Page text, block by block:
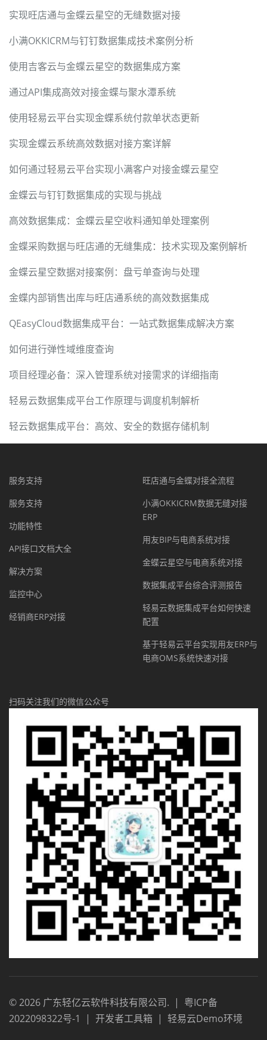
实现旺店通与金蝶云星空的无缝数据对接
小满OKKICRM与钉钉数据集成技术案例分析
使用吉客云与金蝶云星空的数据集成方案
通过API集成高效对接金蝶与聚水潭系统
使用轻易云平台实现金蝶系统付款单状态更新
实现金蝶云系统高效数据对接方案详解
如何通过轻易云平台实现小满客户对接金蝶云星空
金蝶云与钉钉数据集成的实现与挑战
高效数据集成：金蝶云星空收料通知单处理案例
金蝶采购数据与旺店通的无缝集成：技术实现及案例解析
金蝶云星空数据对接案例：盘亏单查询与处理
金蝶内部销售出库与旺店通系统的高效数据集成
QEasyCloud数据集成平台：一站式数据集成解决方案
如何进行弹性域维度查询
项目经理必备：深入管理系统对接需求的详细指南
轻易云数据集成平台工作原理与调度机制解析
轻云数据集成平台：高效、安全的数据存储机制
服务支持
服务支持
功能特性
API接口文档大全
解决方案
监控中心
经销商ERP对接
旺店通与金蝶对接全流程
小满OKKICRM数据无缝对接
ERP
用友BIP与电商系统对接
金蝶云星空与电商系统对接
数据集成平台综合评测报告
轻易云数据集成平台如何快速
配置
基于轻易云平台实现用友ERP与
电商OMS系统快速对接
扫码关注我们的微信公众号
©2026 广东轻亿云软件科技有限公司. | 粤ICP备
2022098322号-1
| 开发者工具箱 | 轻易云Demo环境